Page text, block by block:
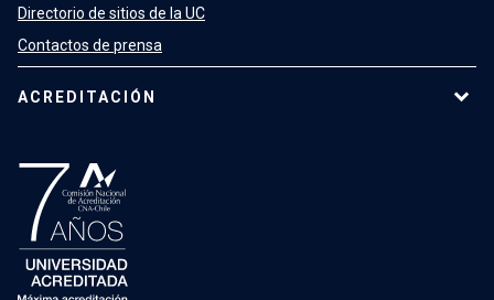
Directorio de sitios de la UC
Contactos de prensa
ACREDITACIÓN